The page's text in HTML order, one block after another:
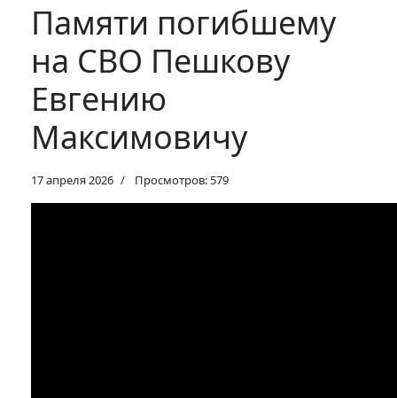
Памяти погибшему
на СВО Пешкову
Евгению
Максимовичу
17 апреля 2026 Просмотров: 579